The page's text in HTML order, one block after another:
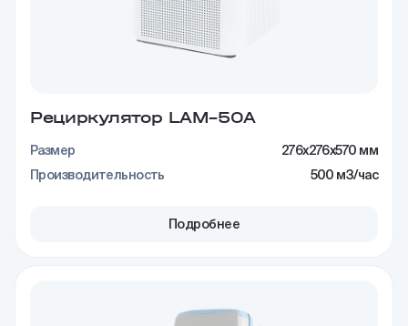
Рециркулятор LAM–50A
Размер
276x276x570 мм
Производительность
500 м3/час
Подробнее